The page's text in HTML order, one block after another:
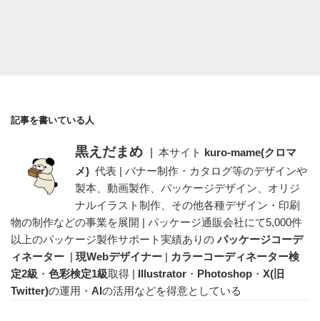
記事を書いている人
黒えだまめ 本サイト kuro-mame(クロマ
メ) 代表 | バナー制作・カタログ等のデザインや
製本、動画製作、パッケージデザイン、オリジ
ナルイラスト制作、その他各種デザイン・印刷
物の制作などの事業を展開 | パッケージ通販会社にて5,000件
以上のパッケージ製作サポート実績ありの パッケージコーデ
ィネーター | 現Webデザイナー | カラーコーディネーター検
定2級 ・ 色彩検定1級取得 | Illustrator ・ Photoshop ・ X(旧
Twitter)の運用・ AIの活用などを得意としている